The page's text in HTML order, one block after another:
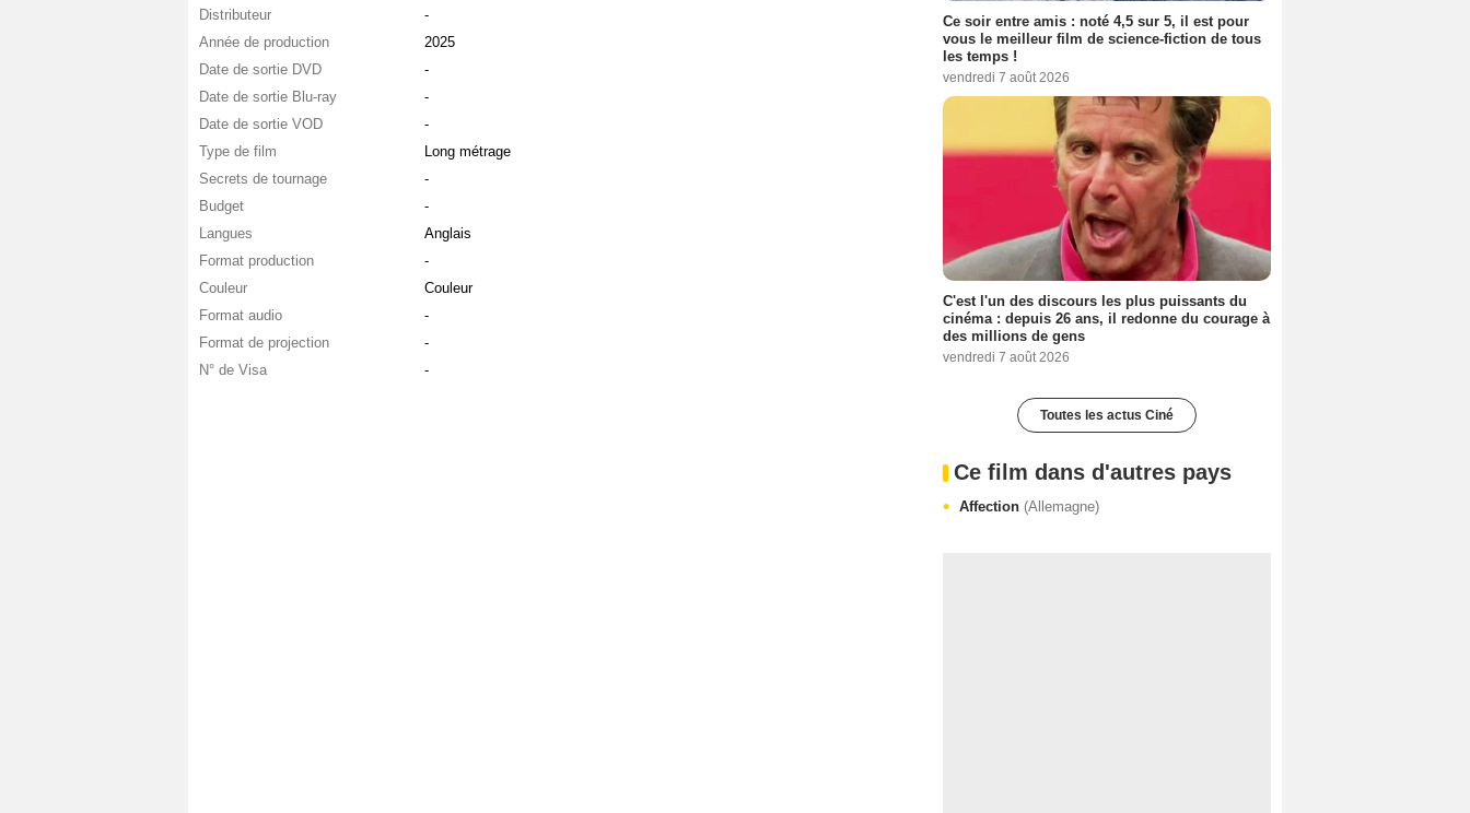
Distributeur
-
Année de production
2025
Date de sortie DVD
-
Date de sortie Blu-ray
-
Date de sortie VOD
-
Type de film
Long métrage
Secrets de tournage
-
Budget
-
Langues
Anglais
Format production
-
Couleur
Couleur
Format audio
-
Format de projection
-
N° de Visa
-
Ce soir entre amis : noté 4,5 sur 5, il est pour
vous le meilleur film de science-fiction de tous
les temps !
vendredi 7 août 2026
C'est l'un des discours les plus puissants du
cinéma : depuis 26 ans, il redonne du courage à
des millions de gens
vendredi 7 août 2026
Toutes les actus Ciné
Ce film dans d'autres pays
Affection (Allemagne)